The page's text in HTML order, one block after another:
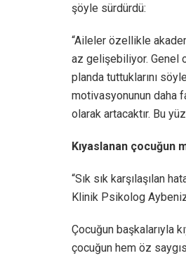
şöyle sürdürdü:
“Aileler özellikle
az gelişebiliyor. Genel
planda tuttuklarını
motivasyonunun daha
olarak artacaktır. Bu
Kıyaslanan çocuğun
“Sık sık karşılaşılan
Klinik Psikolog
Çocuğun başkalarıyla
çocuğun hem öz